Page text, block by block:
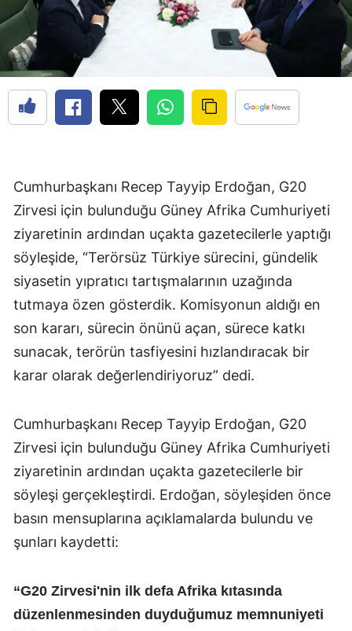
Cumhurbaşkanı Recep Tayyip Erdoğan, G20
Zirvesi için bulunduğu Güney Afrika Cumhuriyeti
ziyaretinin ardından uçakta gazetecilerle yaptığı
söyleşide, “Terörsüz Türkiye sürecini, gündelik
siyasetin yıpratıcı tartışmalarının uzağında
tutmaya özen gösterdik. Komisyonun aldığı en
son kararı, sürecin önünü açan, sürece katkı
sunacak, terörün tasfiyesini hızlandıracak bir
karar olarak değerlendiriyoruz” dedi.
Cumhurbaşkanı Recep Tayyip Erdoğan, G20
Zirvesi için bulunduğu Güney Afrika Cumhuriyeti
ziyaretinin ardından uçakta gazetecilerle bir
söyleşi gerçekleştirdi. Erdoğan, söyleşiden önce
basın mensuplarına açıklamalarda bulundu ve
şunları kaydetti:
“G20 Zirvesi'nin ilk defa Afrika kıtasında
düzenlenmesinden duyduğumuz memnuniyeti